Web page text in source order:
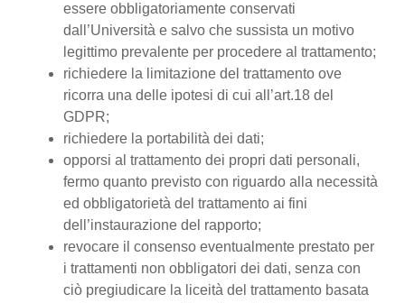
essere obbligatoriamente conservati
dall’Università e salvo che sussista un motivo
legittimo prevalente per procedere al trattamento;
richiedere la limitazione del trattamento ove
ricorra una delle ipotesi di cui all’art.18 del
GDPR;
richiedere la portabilità dei dati;
opporsi al trattamento dei propri dati personali,
fermo quanto previsto con riguardo alla necessità
ed obbligatorietà del trattamento ai fini
dell’instaurazione del rapporto;
revocare il consenso eventualmente prestato per
i trattamenti non obbligatori dei dati, senza con
ciò pregiudicare la liceità del trattamento basata